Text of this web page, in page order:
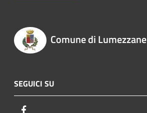
Comune di Lumezzane
SEGUICI SU